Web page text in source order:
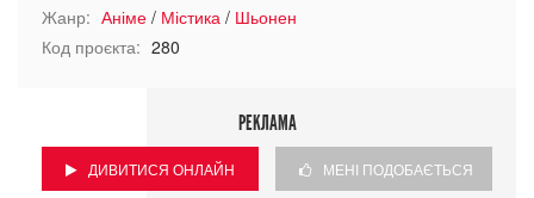
Жанр: Аніме / Містика / Шьонен
Код проєкта: 280
РЕКЛАМА
ДИВИТИСЯ ОНЛАЙН МЕНІ ПОДОБАЄТЬСЯ